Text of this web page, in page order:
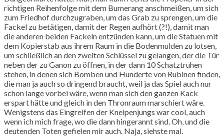
richtigen Reihenfolge mit dem Bumerang anschmeißen, um sich
zum Friedhof durchzugraben, um das Grab zu sprengen, um die
Fackel zu betätigen, damit der Regen aufhört (?!), damit man
die anderen beiden Fackeln entzünden kann, um die Statuen mit
dem Kopierstab aus ihrem Raum in die Bodenmulden zu lotsen,
um schließlich an den zweiten Schlüssel zu gelangen, der die Tür
neben der zu Ganon zu öffnen, in der dann 10 Schatztruhen
stehen, in denen sich Bomben und Hunderte von Rubinen finden,
die man ja auch so dringend braucht, weil ja das Spiel auch nur
schon lange vorbei wäre, wenn man sich den ganzen Kack
erspart hätte und gleich in den Thronraum marschiert wäre.
Wenigstens das Eingreifen der Kneipenjungs war cool, auch
wenn ich mich frage, wo die dann hingerannt sind. Oh, und die
deutenden Toten gefielen mir auch. Naja, siehste mal.